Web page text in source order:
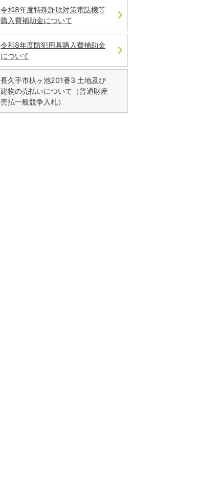
令和8年度特殊詐欺対策電話機等
購入費補助金について
令和8年度防犯用具購入費補助金
について
長久手市杁ヶ池201番3 土地及び
建物の売払いについて（普通財産
売払一般競争入札）